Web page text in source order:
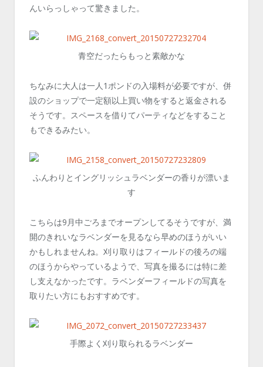
んいらっしゃって驚きました。
青空だったらもっと素敵かな
ちなみに大人は一人1ポンドの入場料が必要ですが、併
設のショップで一定額以上買い物をすると返金される
そうです。スペースを借りてパーティなどをすること
もできるみたい。
ふんわりとイングリッシュラベンダーの香りが漂いま
す
こちらは9月中ごろまでオープンしてるそうですが、満
開のきれいなラベンダーを見るなら早めのほうがいい
かもしれませんね。刈り取りはフィールドの後ろの端
のほうからやっているようで、写真を撮るには特に差
し支えなかったです。ラベンダーフィールドの写真を
取りたい方にもおすすめです。
手際よく刈り取られるラベンダー